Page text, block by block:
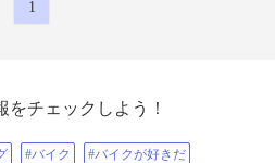
1
チェックしよう！
#バイク #バイクが好きだ